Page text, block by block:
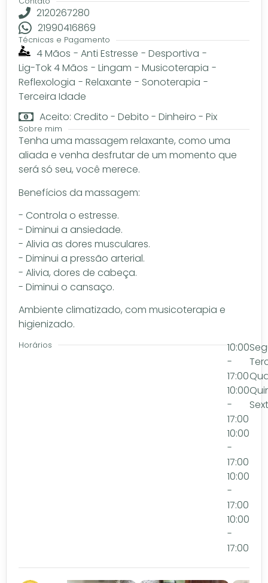
2120267280
21990416869
Técnicas e Pagamento
4 Mãos - Anti Estresse - Desportiva -
Lig-Tok 4 Mãos - Lingam - Musicoterapia -
Reflexologia - Relaxante - Sonoterapia -
Terceira Idade
Aceito: Credito - Debito - Dinheiro - Pix
Sobre mim
Tenha uma massagem relaxante, como uma
aliada e venha desfrutar de um momento que
será só seu, você merece.
Benefícios da massagem:
- Controla o estresse.
- Diminui a ansiedade.
- Alivia as dores musculares.
- Diminui a pressão arterial.
- Alivia, dores de cabeça.
- Diminui o cansaço.
Ambiente climatizado, com musicoterapia e
higienizado.
Horários
10:00
-
17:00
10:00
-
17:00
10:00
-
17:00
10:00
-
17:00
10:00
-
17:00